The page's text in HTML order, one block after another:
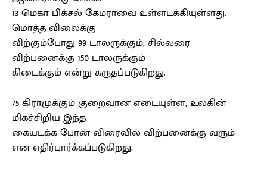
13 மெகா பிக்சல் கேமராவை உள்ளடக்கியுள்ளது.
மொத்த விலைக்கு
விற்கும்போது 99 டாலருக்கும், சில்லரை
விற்பனைக்கு 150 டாலருக்கும்
கிடைக்கும் என்று கருதப்படுகிறது.
75 கிராமுக்கும் குறைவான எடையுள்ள, உலகின்
மிகச்சிறிய இந்த
கையடக்க போன் விரைவில் விற்பனைக்கு வரும்
என எதிர்பார்க்கப்படுகிறது.